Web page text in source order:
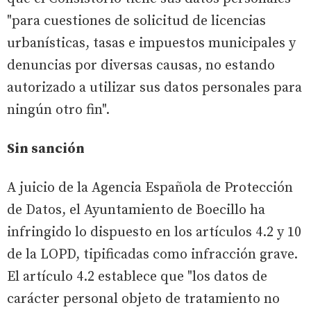
"para cuestiones de solicitud de licencias
urbanísticas, tasas e impuestos municipales y
denuncias por diversas causas, no estando
autorizado a utilizar sus datos personales para
ningún otro fin".
Sin sanción
A juicio de la Agencia Española de Protección
de Datos, el Ayuntamiento de Boecillo ha
infringido lo dispuesto en los artículos 4.2 y 10
de la LOPD, tipificadas como infracción grave.
El artículo 4.2 establece que "los datos de
carácter personal objeto de tratamiento no